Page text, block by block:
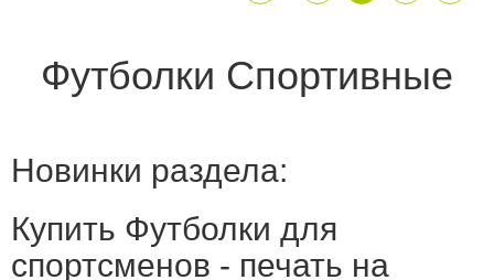
Футболки Спортивные
Новинки раздела:
Купить Футболки для
спортсменов - печать на